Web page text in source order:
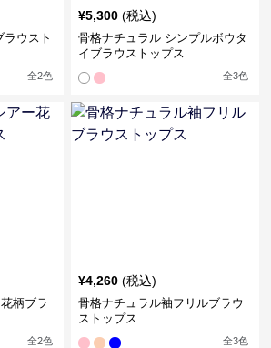
ウスト
全2色
¥5,300 (税込)
骨格ナチュラル シンプルボウタ
イブラウストップス
全3色
柄ブラ
全2色
¥4,260 (税込)
骨格ナチュラル袖フリルブラウ
ストップス
全3色